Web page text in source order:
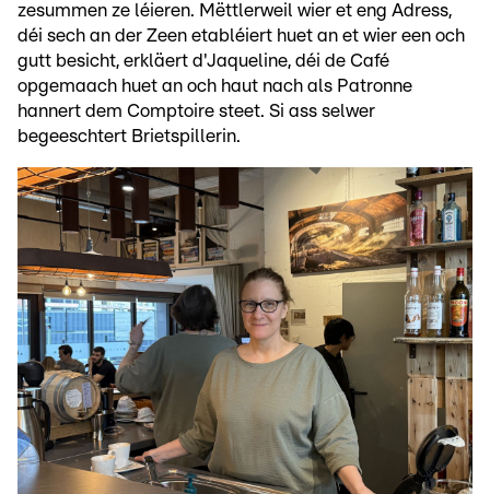
zesummen ze léieren. Mëttlerweil wier et eng Adress,
déi sech an der Zeen etabléiert huet an et wier een och
gutt besicht, erkläert d'Jaqueline, déi de Café
opgemaach huet an och haut nach als Patronne
hannert dem Comptoire steet. Si ass selwer
begeeschtert Brietspillerin.